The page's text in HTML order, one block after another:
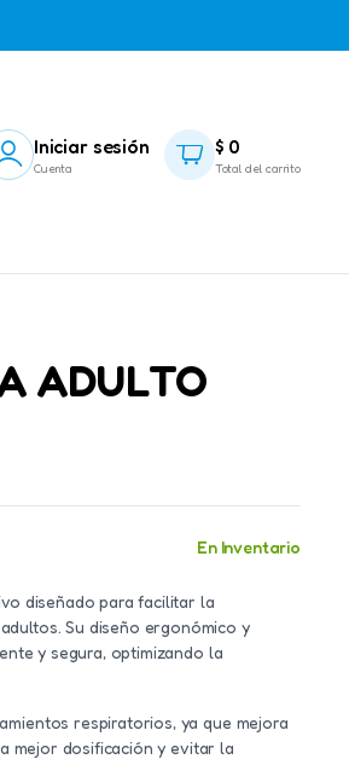
Iniciar sesión
Cuenta
$ 0
Total del carrito
ADULTO
En Inventario
diseñado para facilitar la
Su diseño ergonómico y
y segura, optimizando la
respiratorios, ya que mejora
mejor dosificación y evitar la